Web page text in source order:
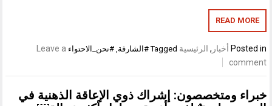
READ MORE
Posted in أخبار , الرئيسية Tagged #الشارقة,#نحن_الاحتواء Leave a
comment
خبراء ومتخصصون: إشراك ذوي الإعاقة الذهنية في